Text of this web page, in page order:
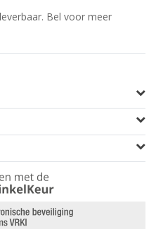
Bel voor meer